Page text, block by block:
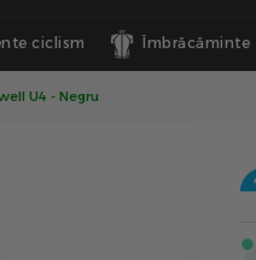
ciclism Îmbrăcăminte
U4 - Negru